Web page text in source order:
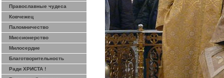
Православные чудеса
Ковчежец
Паломничество
Миссионерство
Милосердие
Благотворительность
Ради ХРИСТА !